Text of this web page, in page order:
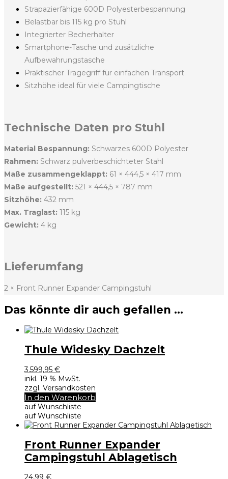
Strapazierfähige 600D Polyesterbespannung
Belastbar bis 115 kg pro Stuhl
Integrierter Becherhalter
Smartphone-Tasche und zusätzliche
Aufbewahrungstasche
Praktischer Tragegriff für einfachen Transport
Sitzhöhe ideal für viele Campingtische
Technische Daten pro Stuhl
Material Bespannung: Schwarzes 600D Polyester
Rahmen: Schwarz pulverbeschichteter Stahl
Maße zusammengeklappt: 61 × 444,5 × 417 mm
Maße aufgestellt: 521 × 444,5 × 787 mm
Sitzhöhe: 432 mm
Max. Traglast: 115 kg
Gewicht: 4 kg
Lieferumfang
2 × Front Runner Expander Campingstuhl
Das könnte dir auch gefallen …
Thule Widesky Dachzelt
3.599,95 €
inkl. 19 % MwSt.
zzgl. Versandkosten
In den Warenkorb
auf Wunschliste
auf Wunschliste
Front Runner Expander
Campingstuhl Ablagetisch